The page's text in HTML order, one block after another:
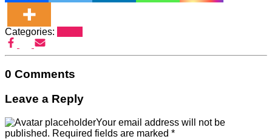
Categories:
0 Comments
Leave a Reply
Your email address will not be
published. Required fields are marked *